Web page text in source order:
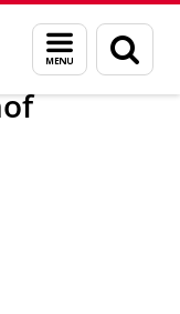
Menu
en
zoeken